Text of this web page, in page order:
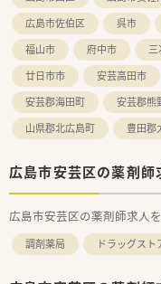
広島市佐伯区
呉市
福山市
府中市 三
廿日市市
安芸高田市
安芸郡海田町
安芸郡熊
山県郡北広島町
豊田郡
広島市安芸区の薬剤
広島市安芸区の薬剤師求人
調剤薬局 ドラッグス